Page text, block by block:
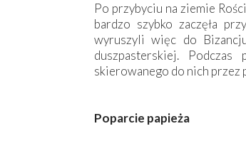
Po przybyciu na ziemie
bardzo szybko zaczęła
wyruszyli więc do
duszpasterskiej.
skierowanego do nich przez
Poparcie papieża